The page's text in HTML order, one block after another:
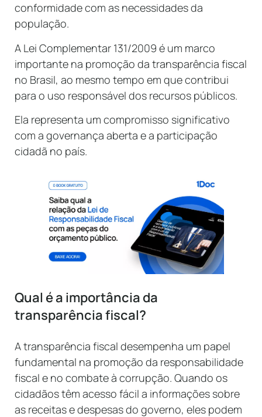
conformidade com as necessidades da
população.
A Lei Complementar 131/2009 é um marco
importante na promoção da transparência fiscal
no Brasil, ao mesmo tempo em que contribui
para o uso responsável dos recursos públicos.
Ela representa um compromisso significativo
com a governança aberta e a participação
cidadã no país.
Qual é a importância da
transparência fiscal?
A transparência fiscal desempenha um papel
fundamental na promoção da responsabilidade
fiscal e no combate à corrupção. Quando os
cidadãos têm acesso fácil a informações sobre
as receitas e despesas do governo, eles podem